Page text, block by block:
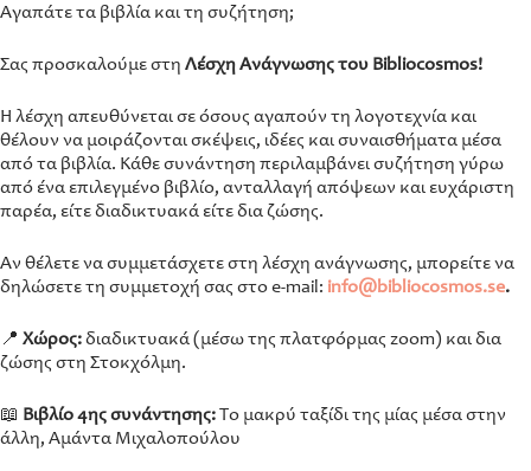
Αγαπάτε τα βιβλία και τη συζήτηση;
Σας προσκαλούμε στη Λέσχη Ανάγνωσης του Bibliocosmos!
Η λέσχη απευθύνεται σε όσους αγαπούν τη λογοτεχνία και
θέλουν να μοιράζονται σκέψεις, ιδέες και συναισθήματα μέσα
από τα βιβλία. Κάθε συνάντηση περιλαμβάνει συζήτηση γύρω
από ένα επιλεγμένο βιβλίο, ανταλλαγή απόψεων και ευχάριστη
παρέα, είτε διαδικτυακά είτε δια ζώσης.
Αν θέλετε να συμμετάσχετε στη λέσχη ανάγνωσης, μπορείτε να
δηλώσετε τη συμμετοχή σας στο e-mail: info@bibliocosmos.se.
📍 Χώρος:διαδικτυακά (μέσω της πλατφόρμας zoom) και δια
ζώσης στη Στοκχόλμη.
📖 Βιβλίο 4ης συνάντησης:Το μακρύ ταξίδι της μίας μέσα στην
άλλη, Αμάντα Μιχαλοπούλου